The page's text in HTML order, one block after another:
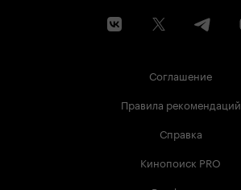
Соглашение
Правила рекомендаций
Справка
Кинопоиск PRO